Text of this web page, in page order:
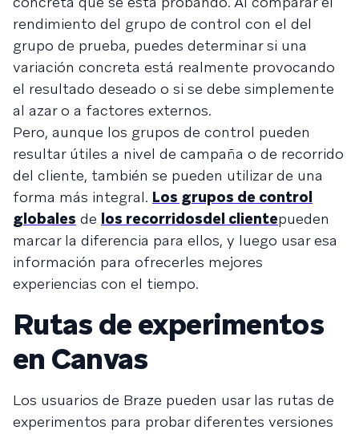
rendimiento del grupo de control con el del
grupo de prueba, puedes determinar si una
variación concreta está realmente provocando
el resultado deseado o si se debe simplemente
al azar o a factores externos.
Pero, aunque los grupos de control pueden
resultar útiles a nivel de campaña o de recorrido
del cliente, también se pueden utilizar de una
forma más integral. Los grupos de control
globales de los recorridosdel clientepueden
marcar la diferencia para ellos, y luego usar esa
información para ofrecerles mejores
experiencias con el tiempo.
Rutas de experimentos
en Canvas
Los usuarios de Braze pueden usar las rutas de
experimentos para probar diferentes versiones